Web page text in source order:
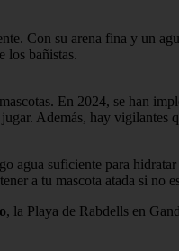
Con su arena fina y un
los bañistas.
En 2024, se han
Además, hay
agua suficiente para
a tu mascota atada si no
, la Playa de Rabdells en